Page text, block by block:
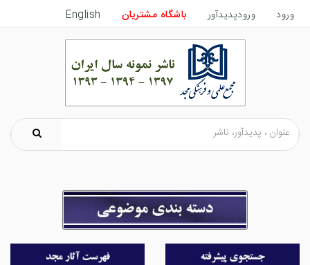
ورود ورودپدیدآور باشگاه مشتریان English